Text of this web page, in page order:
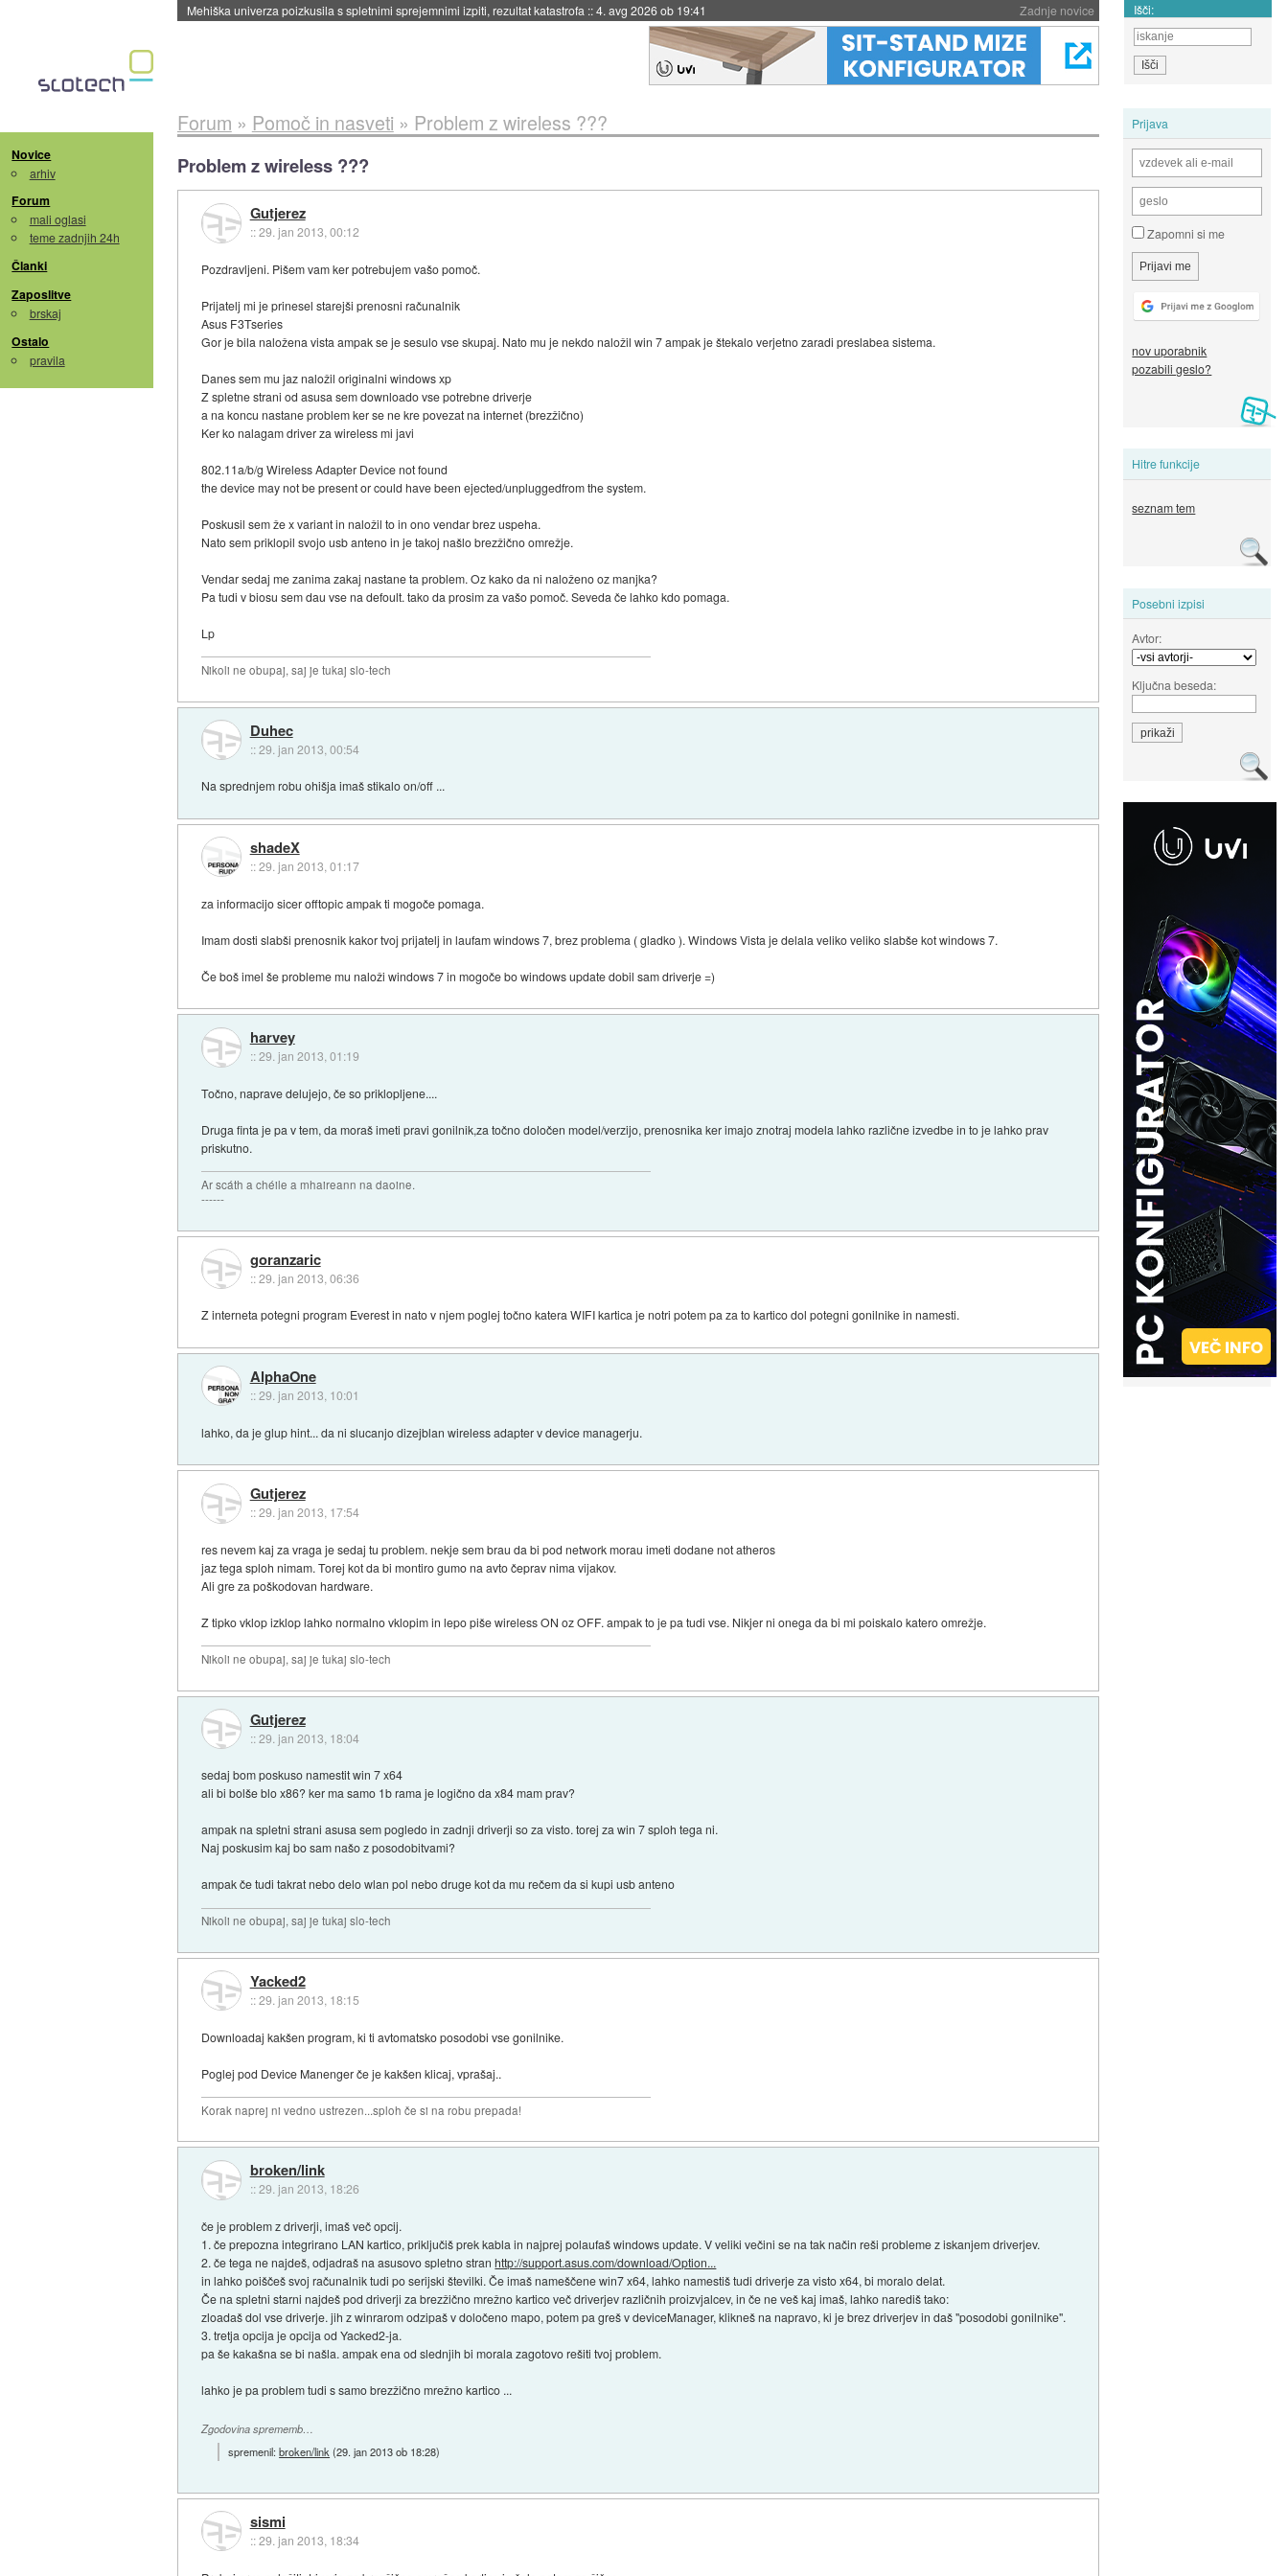
Zadnje novice
Evropska vesoljska agencija razvija svojo raketo za večkratno uporabo::4. avg 2026 ob 19:41 Išči:
Novice
arhiv
Forum
mali oglasi
teme zadnjih 24h
Članki
Zaposlitve
brskaj
Ostalo
pravila
Prijava
Zapomni si me
nov uporabnik
pozabili geslo?
Hitre funkcije
seznam tem
Posebni izpisi
Avtor:
Ključna beseda:
Forum » Pomoč in nasveti » Problem z wireless ???
Problem z wireless ???
Gutjerez
::29. jan 2013, 00:12
Pozdravljeni. Pišem vam ker potrebujem vašo pomoč.
Prijatelj mi je prinesel starejši prenosni računalnik
Asus F3Tseries
Gor je bila naložena vista ampak se je sesulo vse skupaj. Nato mu je nekdo naložil win 7 ampak je štekalo verjetno zaradi preslabea sistema.
Danes sem mu jaz naložil originalni windows xp
Z spletne strani od asusa sem downloado vse potrebne driverje
a na koncu nastane problem ker se ne kre povezat na internet (brezžično)
Ker ko nalagam driver za wireless mi javi
802.11a/b/g Wireless Adapter Device not found
the device may not be present or could have been ejected/unpluggedfrom the system.
Poskusil sem že x variant in naložil to in ono vendar brez uspeha.
Nato sem priklopil svojo usb anteno in je takoj našlo brezžično omrežje.
Vendar sedaj me zanima zakaj nastane ta problem. Oz kako da ni naloženo oz manjka?
Pa tudi v biosu sem dau vse na defoult. tako da prosim za vašo pomoč. Seveda če lahko kdo pomaga.
Lp
Nikoli ne obupaj, saj je tukaj slo-tech
Duhec
::29. jan 2013, 00:54
Na sprednjem robu ohišja imaš stikalo on/off ...
shadeX
::29. jan 2013, 01:17
za informacijo sicer offtopic ampak ti mogoče pomaga.
Imam dosti slabši prenosnik kakor tvoj prijatelj in laufam windows 7, brez problema ( gladko ). Windows Vista je delala veliko veliko slabše kot windows 7.
Če boš imel še probleme mu naloži windows 7 in mogoče bo windows update dobil sam driverje =)
harvey
::29. jan 2013, 01:19
Točno, naprave delujejo, če so priklopljene....
Druga finta je pa v tem, da moraš imeti pravi gonilnik,za točno določen model/verzijo, prenosnika ker imajo znotraj modela lahko različne izvedbe in to je lahko prav
priskutno.
Ar scáth a chéile a mhaireann na daoine.
------
goranzaric
::29. jan 2013, 06:36
Z interneta potegni program Everest in nato v njem poglej točno katera WIFI kartica je notri potem pa za to kartico dol potegni gonilnike in namesti.
AlphaOne
::29. jan 2013, 10:01
lahko, da je glup hint... da ni slucanjo dizejblan wireless adapter v device managerju.
Gutjerez
::29. jan 2013, 17:54
res nevem kaj za vraga je sedaj tu problem. nekje sem brau da bi pod network morau imeti dodane not atheros
jaz tega sploh nimam. Torej kot da bi montiro gumo na avto čeprav nima vijakov.
Ali gre za poškodovan hardware.
Z tipko vklop izklop lahko normalno vklopim in lepo piše wireless ON oz OFF. ampak to je pa tudi vse. Nikjer ni onega da bi mi poiskalo katero omrežje.
Nikoli ne obupaj, saj je tukaj slo-tech
Gutjerez
::29. jan 2013, 18:04
sedaj bom poskuso namestit win 7 x64
ali bi bolše blo x86? ker ma samo 1b rama je logično da x84 mam prav?
ampak na spletni strani asusa sem pogledo in zadnji driverji so za visto. torej za win 7 sploh tega ni.
Naj poskusim kaj bo sam našo z posodobitvami?
ampak če tudi takrat nebo delo wlan pol nebo druge kot da mu rečem da si kupi usb anteno
Nikoli ne obupaj, saj je tukaj slo-tech
Yacked2
::29. jan 2013, 18:15
Downloadaj kakšen program, ki ti avtomatsko posodobi vse gonilnike.
Poglej pod Device Manenger če je kakšen klicaj, vprašaj..
Korak naprej ni vedno ustrezen...sploh če si na robu prepada!
broken/link
::29. jan 2013, 18:26
če je problem z driverji, imaš več opcij.
1. če prepozna integrirano LAN kartico, priključiš prek kabla in najprej polaufaš windows update. V veliki večini se na tak način reši probleme z iskanjem driverjev.
2. če tega ne najdeš, odjadraš na asusovo spletno stranhttp://support.asus.com/download/Option...
in lahko poiščeš svoj računalnik tudi po serijski številki. Če imaš nameščene win7 x64, lahko namestiš tudi driverje za visto x64, bi moralo delat.
Če na spletni starni najdeš pod driverji za brezžično mrežno kartico več driverjev različnih proizvjalcev, in če ne veš kaj imaš, lahko narediš tako:
zloadaš dol vse driverje. jih z winrarom odzipaš v določeno mapo, potem pa greš v deviceManager, klikneš na napravo, ki je brez driverjev in daš "posodobi gonilnike".
3. tretja opcija je opcija od Yacked2-ja.
pa še kakašna se bi našla. ampak ena od slednjih bi morala zagotovo rešiti tvoj problem.
lahko je pa problem tudi s samo brezžično mrežno kartico ...
Zgodovina sprememb…
spremenil:broken/link (29. jan 2013 ob 18:28)
sismi
::29. jan 2013, 18:34